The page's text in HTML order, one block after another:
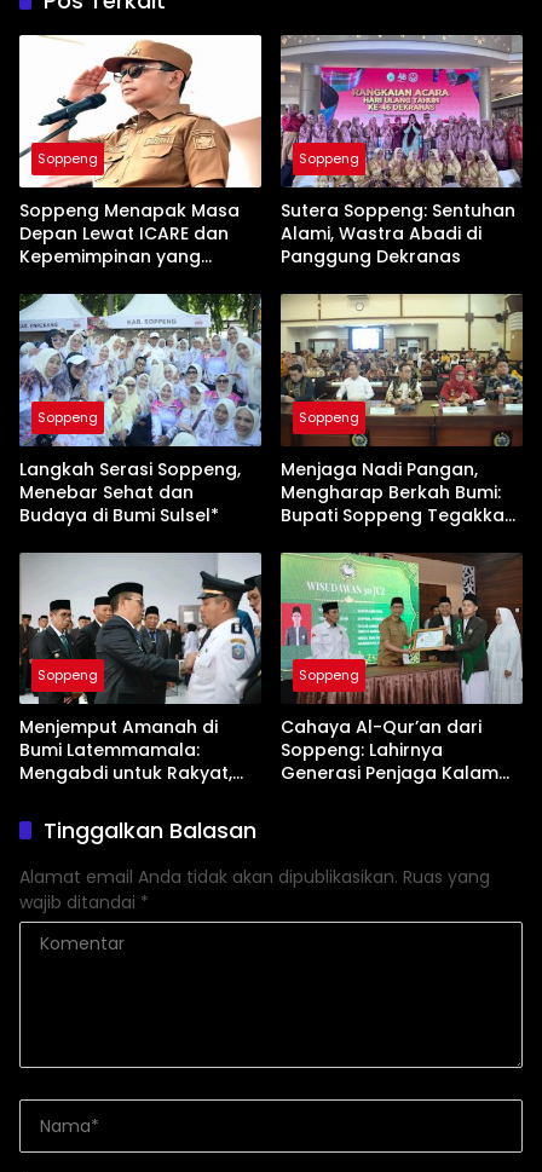
Soppeng
Soppeng Menapak Masa
Depan Lewat ICARE dan
Kepemimpinan yang
Soppeng
Sutera Soppeng: Sentuhan
Alami, Wastra Abadi di
Panggung Dekranas
Soppeng
Langkah Serasi Soppeng,
Menebar Sehat dan
Budaya di Bumi Sulsel*
Soppeng
Menjaga Nadi Pangan,
Mengharap Berkah Bumi:
Bupati Soppeng Tegakkan
Soppeng
Menjemput Amanah di
Bumi Latemmamala:
Mengabdi untuk Rakyat,
Tuhan
Soppeng
Cahaya Al-Qur’an dari
Soppeng: Lahirnya
Generasi Penjaga Kalam
Tinggalkan Balasan
Alamat email Anda tidak akan dipublikasikan. Ruas yang
wajib ditandai *